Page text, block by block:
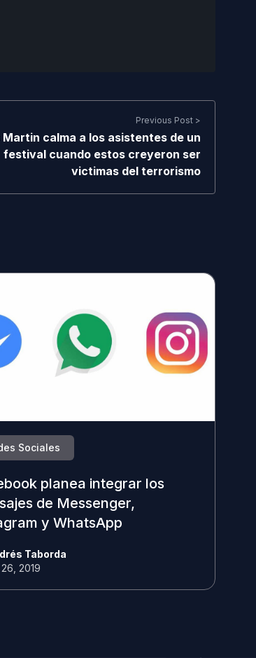
Previous Post >
Martin calma a los asistentes de un
festival cuando estos creyeron ser
victimas del terrorismo
Sociales
planea integrar los
de Messenger,
y WhatsApp
Taborda
2019